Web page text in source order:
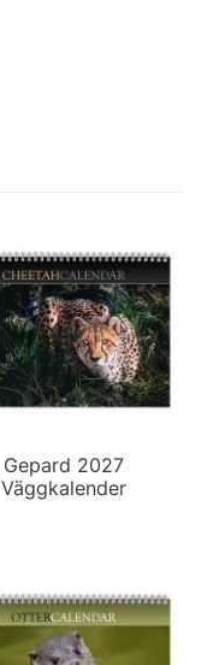
Gepard 2027
Väggkalender